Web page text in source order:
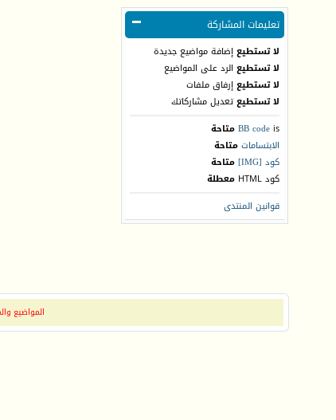
تعليمات المشاركة
لا تستطيعإضافة مواضيع جديدة
لا تستطيع الرد على المواضيع
لا تستطيعإرفاق ملفات
لا تستطيعتعديل مشاركاتك
BB code is
متاحة
الابتساماتمتاحة
كود [IMG]
متاحة
كود HTML
معطلة
قوانين المنتدى
المواضيع